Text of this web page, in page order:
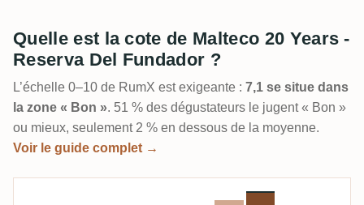
Quelle est la cote de Malteco 20 Years -
Reserva Del Fundador ?
L’échelle 0–10 de RumX est exigeante : 7,1 se situe dans
la zone « Bon ». 51 % des dégustateurs le jugent « Bon »
ou mieux, seulement 2 % en dessous de la moyenne.
Voir le guide complet →